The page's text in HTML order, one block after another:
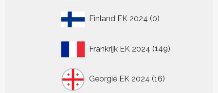
Finland EK 2024 0
producten
Frankrijk EK 2024 149149
Georgië EK 2024 16
producten